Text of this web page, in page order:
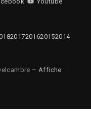
2017201620152014
– Affiche :